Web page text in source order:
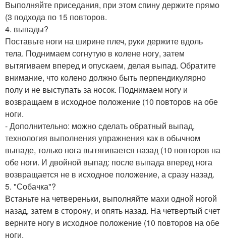
Выполняйте приседания, при этом спину держите прямо
(3 подхода по 15 повторов.
4. выпады?
Поставьте ноги на ширине плеч, руки держите вдоль
тела. Поднимаем согнутую в колене ногу, затем
вытягиваем вперед и опускаем, делая выпад. Обратите
внимание, что колено должно быть перпендикулярно
полу и не выступать за носок. Поднимаем ногу и
возвращаем в исходное положение (10 повторов на обе
ноги.
- Дополнительно: можно сделать обратный выпад,
технология выполнения упражнения как в обычном
выпаде, только нога вытягивается назад (10 повторов на
обе ноги. И двойной выпад: после выпада вперед нога
возвращается не в исходное положение, а сразу назад.
5. "Собачка"?
Встаньте на четвереньки, выполняйте махи одной ногой
назад, затем в сторону, и опять назад. На четвертый счет
верните ногу в исходное положение (10 повторов на обе
ноги.